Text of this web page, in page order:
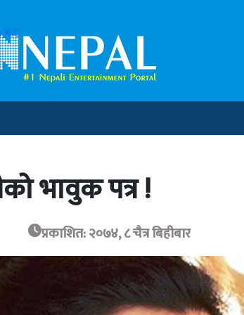
भावुक पत्र !
प्रकाशित: २०७४, ८ चैत्र बिहीबार